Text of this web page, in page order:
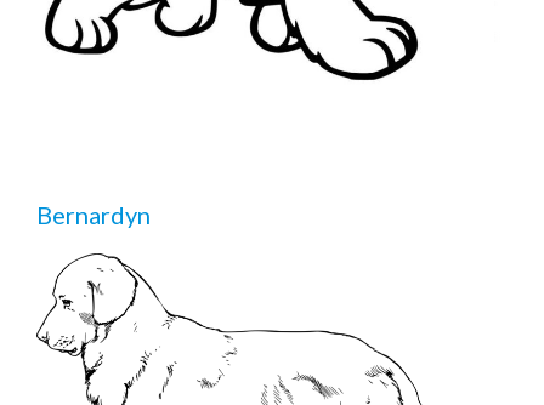
Bernardyn